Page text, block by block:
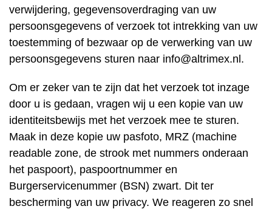
verwijdering, gegevensoverdraging van uw
persoonsgegevens of verzoek tot intrekking van uw
toestemming of bezwaar op de verwerking van uw
persoonsgegevens sturen naar info@altrimex.nl.
Om er zeker van te zijn dat het verzoek tot inzage
door u is gedaan, vragen wij u een kopie van uw
identiteitsbewijs met het verzoek mee te sturen.
Maak in deze kopie uw pasfoto, MRZ (machine
readable zone, de strook met nummers onderaan
het paspoort), paspoortnummer en
Burgerservicenummer (BSN) zwart. Dit ter
bescherming van uw privacy. We reageren zo snel